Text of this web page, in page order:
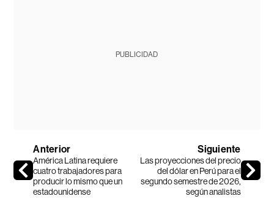
PUBLICIDAD
Anterior
América Latina requiere
cuatro trabajadores para
producir lo mismo que un
estadounidense
Siguiente
Las proyecciones del precio
del dólar en Perú para el
segundo semestre de 2026,
según analistas